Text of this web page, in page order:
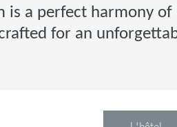
is a perfect harmony
for an